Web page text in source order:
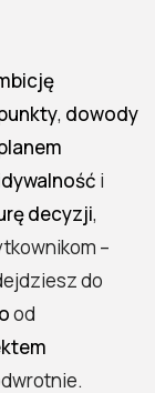
, dowody
i
decyzji,
–
do
od